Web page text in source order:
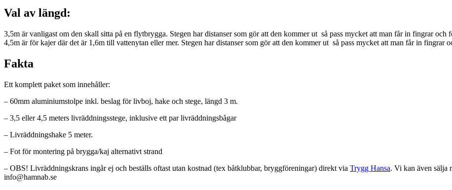
Val av längd:
3,5m är vanligast om den skall sitta på en flytbrygga. Stegen har distanser som gör att den kommer ut så pass mycket att man får in fingrar och
4,5m är för kajer där det är 1,6m till vattenytan eller mer. Stegen har distanser som gör att den kommer ut så pass mycket att man får in fingrar
Fakta
Ett komplett paket som innehåller:
– 60mm aluminiumstolpe inkl. beslag för livboj, hake och stege, längd 3 m.
– 3,5 eller 4,5 meters livräddningsstege, inklusive ett par livräddningsbågar
– Livräddningshake 5 meter.
– Fot för montering på brygga/kaj alternativt strand
– OBS! Livräddningskrans ingår ej och beställs oftast utan kostnad (tex båtklubbar, bryggföreningar) direkt via Trygg Hansa. Vi kan även sälja
info@hamnab.se